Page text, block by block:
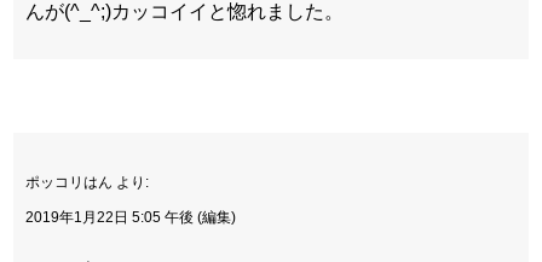
んが(^_^;)カッコイイと惚れました。
ポッコリはん より:
2019年1月22日 5:05 午後 (編集)